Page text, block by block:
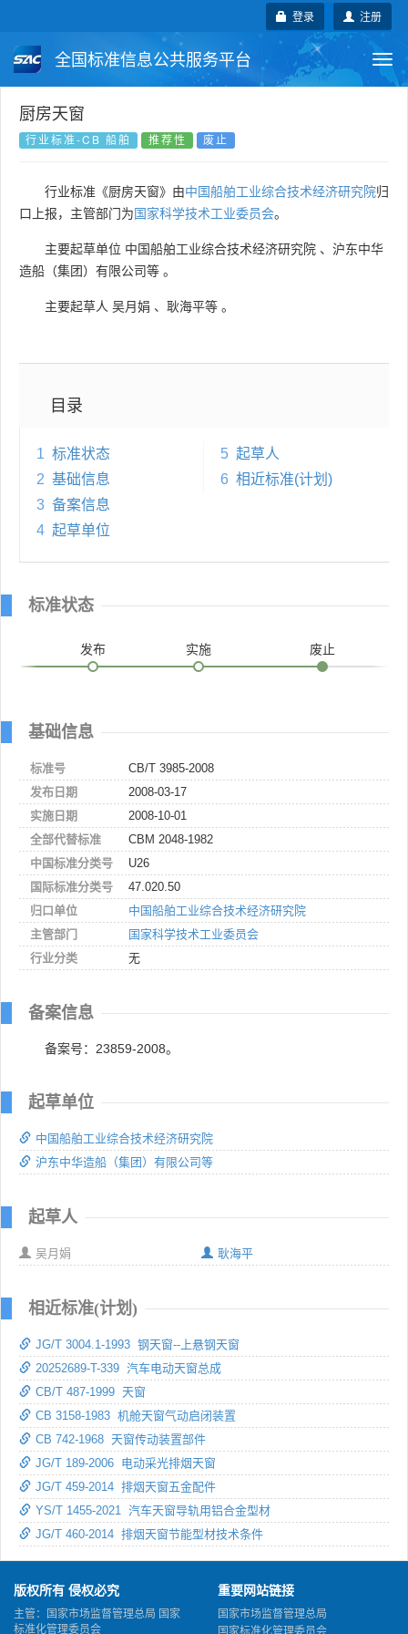
注册
登录
全国标准信息公共服务平台
国家标准
国外标准 技术委员会
厨房天窗
行业标准-CB 船舶 推荐性 废止
行业标准《厨房天窗》由中国船舶工业综合技术经济研究院归
口上报，主管部门为国家科学技术工业委员会。
主要起草单位 中国船舶工业综合技术经济研究院 、 沪东中华
造船（集团）有限公司等 。
主要起草人 吴月娟 、 耿海平等 。
目录
1 标准状态
2 基础信息
3 备案信息
4 起草单位
5 起草人
6 相近标准(计划)
标准状态
发布 实施 废止
基础信息
标准号
CB/T 3985-2008
发布日期
2008-03-17
实施日期
2008-10-01
全部代替标准
CBM 2048-1982
中国标准分类号
U26
国际标准分类号
47.020.50
归口单位
中国船舶工业综合技术经济研究院
主管部门
国家科学技术工业委员会
行业分类
无
备案信息
备案号：23859-2008。
起草单位
中国船舶工业综合技术经济研究院
沪东中华造船（集团）有限公司等
起草人
吴月娟 耿海平
相近标准(计划)
JG/T 3004.1-1993 钢天窗--上悬钢天窗
20252689-T-339 汽车电动天窗总成
CB/T 487-1999 天窗
CB 3158-1983 机舱天窗气动启闭装置
CB 742-1968 天窗传动装置部件
JG/T 189-2006 电动采光排烟天窗
JG/T 459-2014 排烟天窗五金配件
YS/T 1455-2021 汽车天窗导轨用铝合金型材
JG/T 460-2014 排烟天窗节能型材技术条件
版权所有 侵权必究
主管：国家市场监督管理总局 国家
标准化管理委员会
重要网站链接
国家市场监督管理总局
国家标准化管理委员会